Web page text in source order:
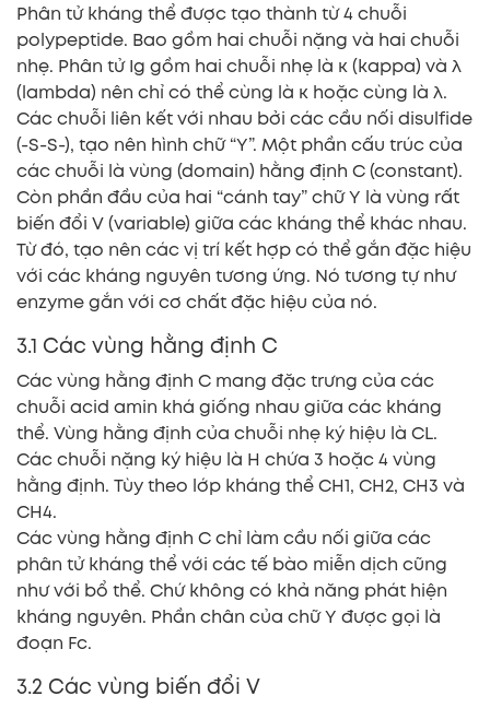
Phân tử kháng thể được tạo thành từ 4 chuỗi
polypeptide. Bao gồm hai chuỗi nặng và hai chuỗi
nhẹ. Phân tử Ig gồm hai chuỗi nhẹ là κ (kappa) và λ
(lambda) nên chỉ có thể cùng là κ hoặc cùng là λ.
Các chuỗi liên kết với nhau bởi các cầu nối disulfide
(-S-S-), tạo nên hình chữ “Y”. Một phần cấu trúc của
các chuỗi là vùng (domain) hằng định C (constant).
Còn phần đầu của hai “cánh tay” chữ Y là vùng rất
biến đổi V (variable) giữa các kháng thể khác nhau.
Từ đó, tạo nên các vị trí kết hợp có thể gắn đặc hiệu
với các kháng nguyên tương ứng. Nó tương tự như
enzyme gắn với cơ chất đặc hiệu của nó.
3.1 Các vùng hằng định C
Các vùng hằng định C mang đặc trưng của các
chuỗi acid amin khá giống nhau giữa các kháng
thể. Vùng hằng định của chuỗi nhẹ ký hiệu là CL.
Các chuỗi nặng ký hiệu là H chứa 3 hoặc 4 vùng
hằng định. Tùy theo lớp kháng thể CH1, CH2, CH3 và
CH4.
Các vùng hằng định C chỉ làm cầu nối giữa các
phân tử kháng thể với các tế bào miễn dịch cũng
như với bổ thể. Chứ không có khả năng phát hiện
kháng nguyên. Phần chân của chữ Y được gọi là
đoạn Fc.
3.2 Các vùng biến đổi V